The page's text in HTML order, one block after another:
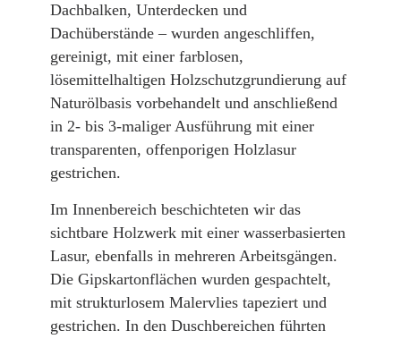
Dachbalken, Unterdecken und
Dachüberstände – wurden angeschliffen,
gereinigt, mit einer farblosen,
lösemittelhaltigen Holzschutzgrundierung auf
Naturölbasis vorbehandelt und anschließend
in 2- bis 3-maliger Ausführung mit einer
transparenten, offenporigen Holzlasur
gestrichen.
Im Innenbereich beschichteten wir das
sichtbare Holzwerk mit einer wasserbasierten
Lasur, ebenfalls in mehreren Arbeitsgängen.
Die Gipskartonflächen wurden gespachtelt,
mit strukturlosem Malervlies tapeziert und
gestrichen. In den Duschbereichen führten